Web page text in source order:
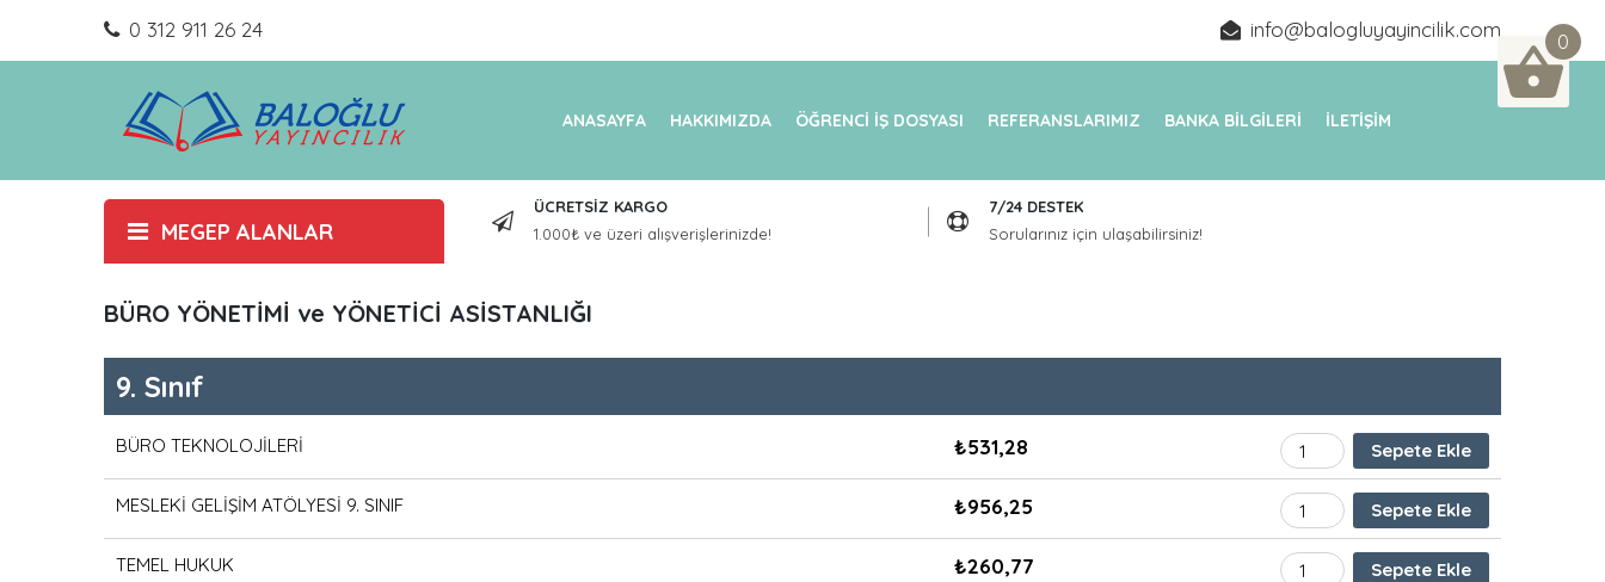
0 312 911 26 24 info@balogluyayincilik.com
ANASAYFA HAKKIMIZDA ÖĞRENCİ İŞ DOSYASI REFERANSLARIMIZ BANKA BİLGİLERİ İLETİŞİM
MEGEP ALANLAR
ÜCRETSİZ KARGO
1.000₺ ve üzeri alışverişlerinizde!
7/24 DESTEK
Sorularınız için ulaşabilirsiniz!
BÜRO YÖNETİMİ ve YÖNETİCİ ASİSTANLIĞI
9. Sınıf
BÜRO TEKNOLOJİLERİ ₺531,28 BÜRO TEKNOLOJİLERİ adet
Sepete Ekle
MESLEKİ GELİŞİM ATÖLYESİ 9. SINIF ₺956,25 MESLEKİ GELİŞİM ATÖLYESİ 9. SINIF
Sepete Ekle
TEMEL HUKUK ₺260,77 TEMEL HUKUK adet
Sepete Ekle
0